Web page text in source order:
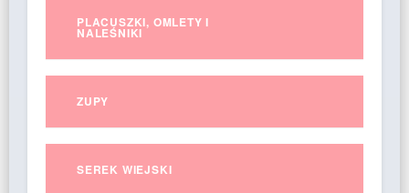
PLACUSZKI, OMLETY I
NALEŚNIKI
ZUPY
SEREK WIEJSKI